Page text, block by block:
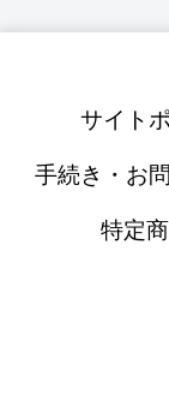
サイト
手続き・お
特定